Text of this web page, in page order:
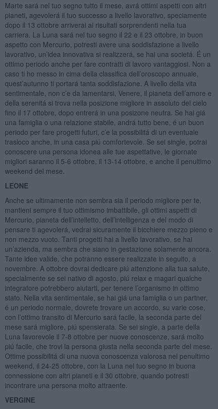
Marte sará nel tuo segno tutto il mese, avrá ottimi aspetti con altri
pianeti, agevolerá il tuo successo a livello lavorativo, speciamente
dopo il 13 ottobre arriverai ai risultati sorprendenti nella tua
carriera. La Luna sará nel tuo segno il 22 e il 23 ottobre, in buon
aspetto con Mercurio, potresti avere una soddisfazione a livello
lavorativo, un’idea innovativa si realizzerá, se hai una societá. É un
ottimo periodo anche per fare contratti di lavoro vantaggiosi. Non a
caso ti ho messo in cima della classifica dell’oroscopo annuale,
quest’autunno ti portará tanta soddisfazione. A livello della vita
sentimentale, non c’e da lamentarsi, Venere, il pianeta dell’amore e
della serenitá si trova nella posizione migliore in assoluto del cielo
fino il 17 ottobre, dopo entrerá in una posizone neutra. Se hai giá
una famiglia o una relazione stabile, andrá tutto bene, é un buon
periodo per fare progetti futuri, c’e la possibilitá di un eventuale
trasloco anche, in una casa piú comfortevole. Se sei single, potrai
conoscere una persona idonea alle tue aspettative, le giornate
migliori saranno il 5-6 ottobre, il 13-14 ottobre, e anche il penultimo
weekend del mese.
LEONE
Anche se ultimamente non sembra sia il periodo migliore per te,
mantieni sempre il tuo ottimismo imbattibile, gli ottimi aspetti di
Mercurio, pianeta dell’intelletto, dell’intelligenza e del modo di
pensare ti agevolerá, vedrai sicuramente il bicchiere mezzo pieno e
non mezzo vuoto. Tanti progetti hai a livello lavorativo, se hai
un’azienda, ma sembra che siano in gestazione solamente ancora.
Tante idee valide, che potranno essere realizzate in seguito, a
novembre. A ottobre dovrai dedicare piú attenzione alla tua salute,
specialmente se sei nativo di agosto, piú relax e magari qualche
integratore potrebbero aiutarti, per tenere l’organismo in ottimo
stato. Nella vita sentimentale, se hai giá una famiglia o un partner,
é un periodo normale, dovrete trovare un accordo, su varie cose,
con l’ottimo transito di Mercurio sará facile, la seconda parte del
mese sará migliore, piú spensierata. Se sei single, a parte della
Luna favorevole il 7-8 ottobre per nuove conoscenze, sará molto
piú facile, che trovi la persona giusta nella seconda parte del mese.
Ottime possibilitá di una nuova conoscenza valorosa nel penultimo
weekend, il 24-25 ottobre, con la Luna nel tuo segno in buona
connessione con altri pianeti e il 30 ottobre, quando potresti
incontrare una persona molto attraente.
VERGINE